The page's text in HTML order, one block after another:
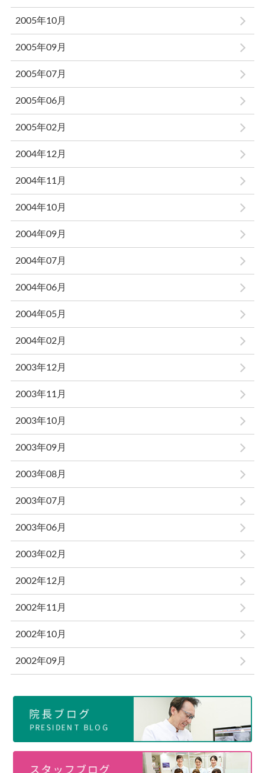
2005年10月
2005年09月
2005年07月
2005年06月
2005年02月
2004年12月
2004年11月
2004年10月
2004年09月
2004年07月
2004年06月
2004年05月
2004年02月
2003年12月
2003年11月
2003年10月
2003年09月
2003年08月
2003年07月
2003年06月
2003年02月
2002年12月
2002年11月
2002年10月
2002年09月